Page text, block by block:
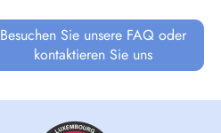
Besuchen Sie unsere FAQ oder
kontaktieren Sie uns